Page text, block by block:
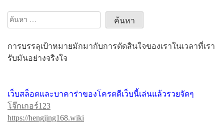
ว
เ
รื่
อ
ค้นหา
การบรรลุเป้าหมายมักมากับการตัดสินใจของเราในเวลาที่เรา
รับมันอย่างจริงใจ
เว็บสล็อตและบาคาร่าของโครตดีเว็บนี้เล่นแล้วรวยจัดๆ
โจ๊กเกอร์123
https://hengjing168.wiki